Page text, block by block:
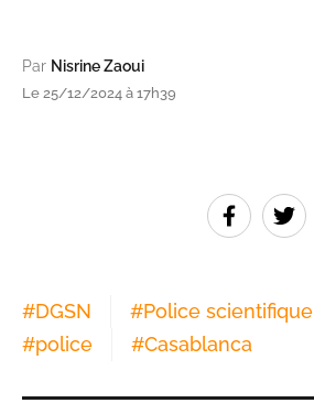
Par Nisrine Zaoui
Le 25/12/2024 à 17h39
#DGSN #Police scientifique
#police #Casablanca